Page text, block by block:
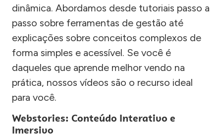
dinâmica. Abordamos desde tutoriais passo a
passo sobre ferramentas de gestão até
explicações sobre conceitos complexos de
forma simples e acessível. Se você é
daqueles que aprende melhor vendo na
prática, nossos vídeos são o recurso ideal
para você.
Webstories: Conteúdo Interativo e
Imersivo